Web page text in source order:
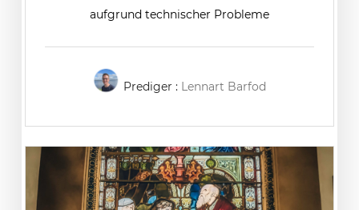
aufgrund technischer Probleme
Prediger : Lennart Barfod